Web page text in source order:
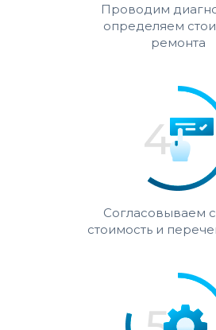
Проводим
определяем
ремонта
Согласовываем
стоимость и